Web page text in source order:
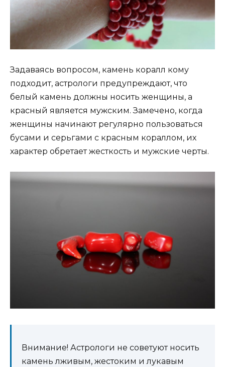
Задаваясь вопросом, камень коралл кому
подходит, астрологи предупреждают, что
белый камень должны носить женщины, а
красный является мужским. Замечено, когда
женщины начинают регулярно пользоваться
бусами и серьгами с красным кораллом, их
характер обретает жесткость и мужские черты.
Внимание! Астрологи не советуют носить
камень лживым, жестоким и лукавым